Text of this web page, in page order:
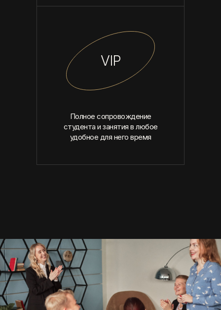
VIP
Полное сопровождение
студента и занятия в любое
удобное для него время